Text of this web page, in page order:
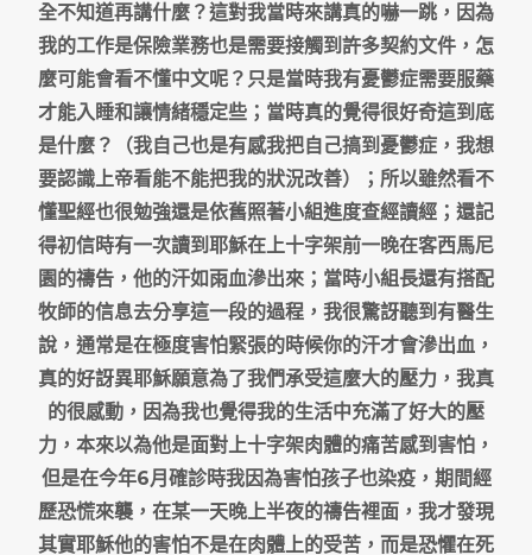
全不知道再講什麼？這對我當時來講真的嚇一跳，因為
我的工作是保險業務也是需要接觸到許多契約文件，怎
麼可能會看不懂中文呢？只是當時我有憂鬱症需要服藥
才能入睡和讓情緒穩定些；當時真的覺得很好奇這到底
是什麼？（我自己也是有感我把自己搞到憂鬱症，我想
要認識上帝看能不能把我的狀況改善）；所以雖然看不
懂聖經也很勉強還是依舊照著小組進度查經讀經；還記
得初信時有一次讀到耶穌在上十字架前一晚在客西馬尼
園的禱告，他的汗如雨血滲出來；當時小組長還有搭配
牧師的信息去分享這一段的過程，我很驚訝聽到有醫生
說，通常是在極度害怕緊張的時候你的汗才會滲出血，
真的好訝異耶穌願意為了我們承受這麼大的壓力，我真
的很感動，因為我也覺得我的生活中充滿了好大的壓
力，本來以為他是面對上十字架肉體的痛苦感到害怕，
但是在今年6月確診時我因為害怕孩子也染疫，期間經
歷恐慌來襲，在某一天晚上半夜的禱告裡面，我才發現
其實耶穌他的害怕不是在肉體上的受苦，而是恐懼在死